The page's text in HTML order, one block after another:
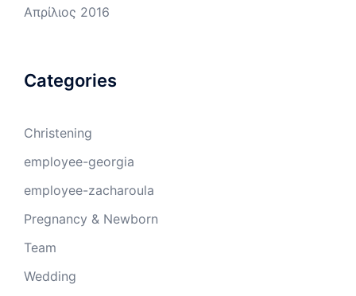
Απρίλιος 2016
Categories
Christening
employee-georgia
employee-zacharoula
Pregnancy & Newborn
Team
Wedding